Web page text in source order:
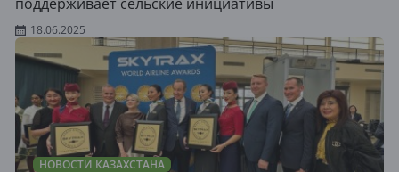
18.06.2025
НОВОСТИ КАЗАХСТАНА